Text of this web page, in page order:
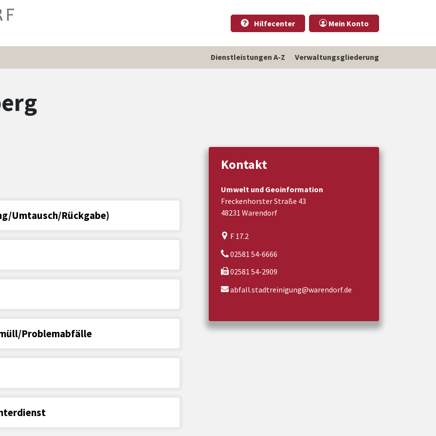
Hilfecenter
Mein Konto
Dienstleistungen A-Z Verwaltungsgliederung
Umtausch/Rückgabe)
Problemabfälle
Kontakt
Umwelt und Geoinformation
Freckenhorster Straße 43
48231 Warendorf
F 17.2
02581 54-6666
02581 54-2909
abfall.stadtreinigung@warendorf.de